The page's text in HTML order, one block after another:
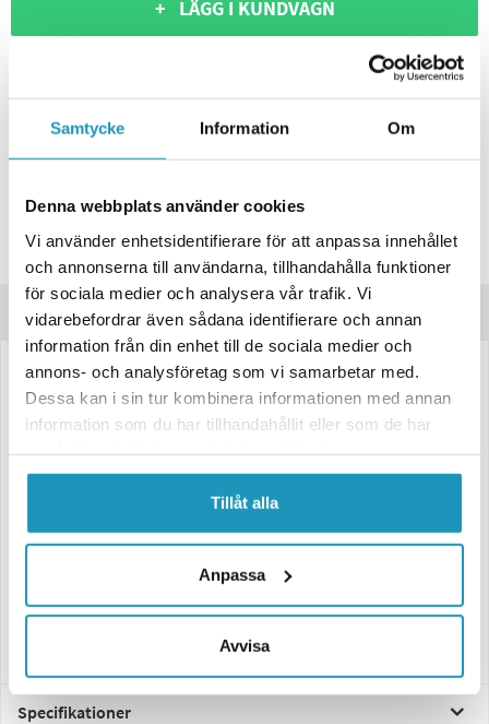
Samtycke Information Om
Denna webbplats använder cookies
Vi använder enhetsidentifierare för att anpassa innehållet
och annonserna till användarna, tillhandahålla funktioner
för sociala medier och analysera vår trafik. Vi
vidarebefordrar även sådana identifierare och annan
information från din enhet till de sociala medier och
annons- och analysföretag som vi samarbetar med.
Dessa kan i sin tur kombinera informationen med annan
information som du har tillhandahållit eller som de har
Tillåt alla
Anpassa
Avvisa
+ LÄGG I KUNDVAGN
Spara produkt
Frågor om produkten?
Produktinformation
Ajba Baklampa – 6-funktionell med backljus, höger, 237×138×53 mm,
12V
system.
Nummerplåtsljus, Backljus
– Mått: 237×138×53 mm
– Monteringsdetaljer: Sexkantsskruvar M5x20 mm + flänsmuttrar
Specifikationer